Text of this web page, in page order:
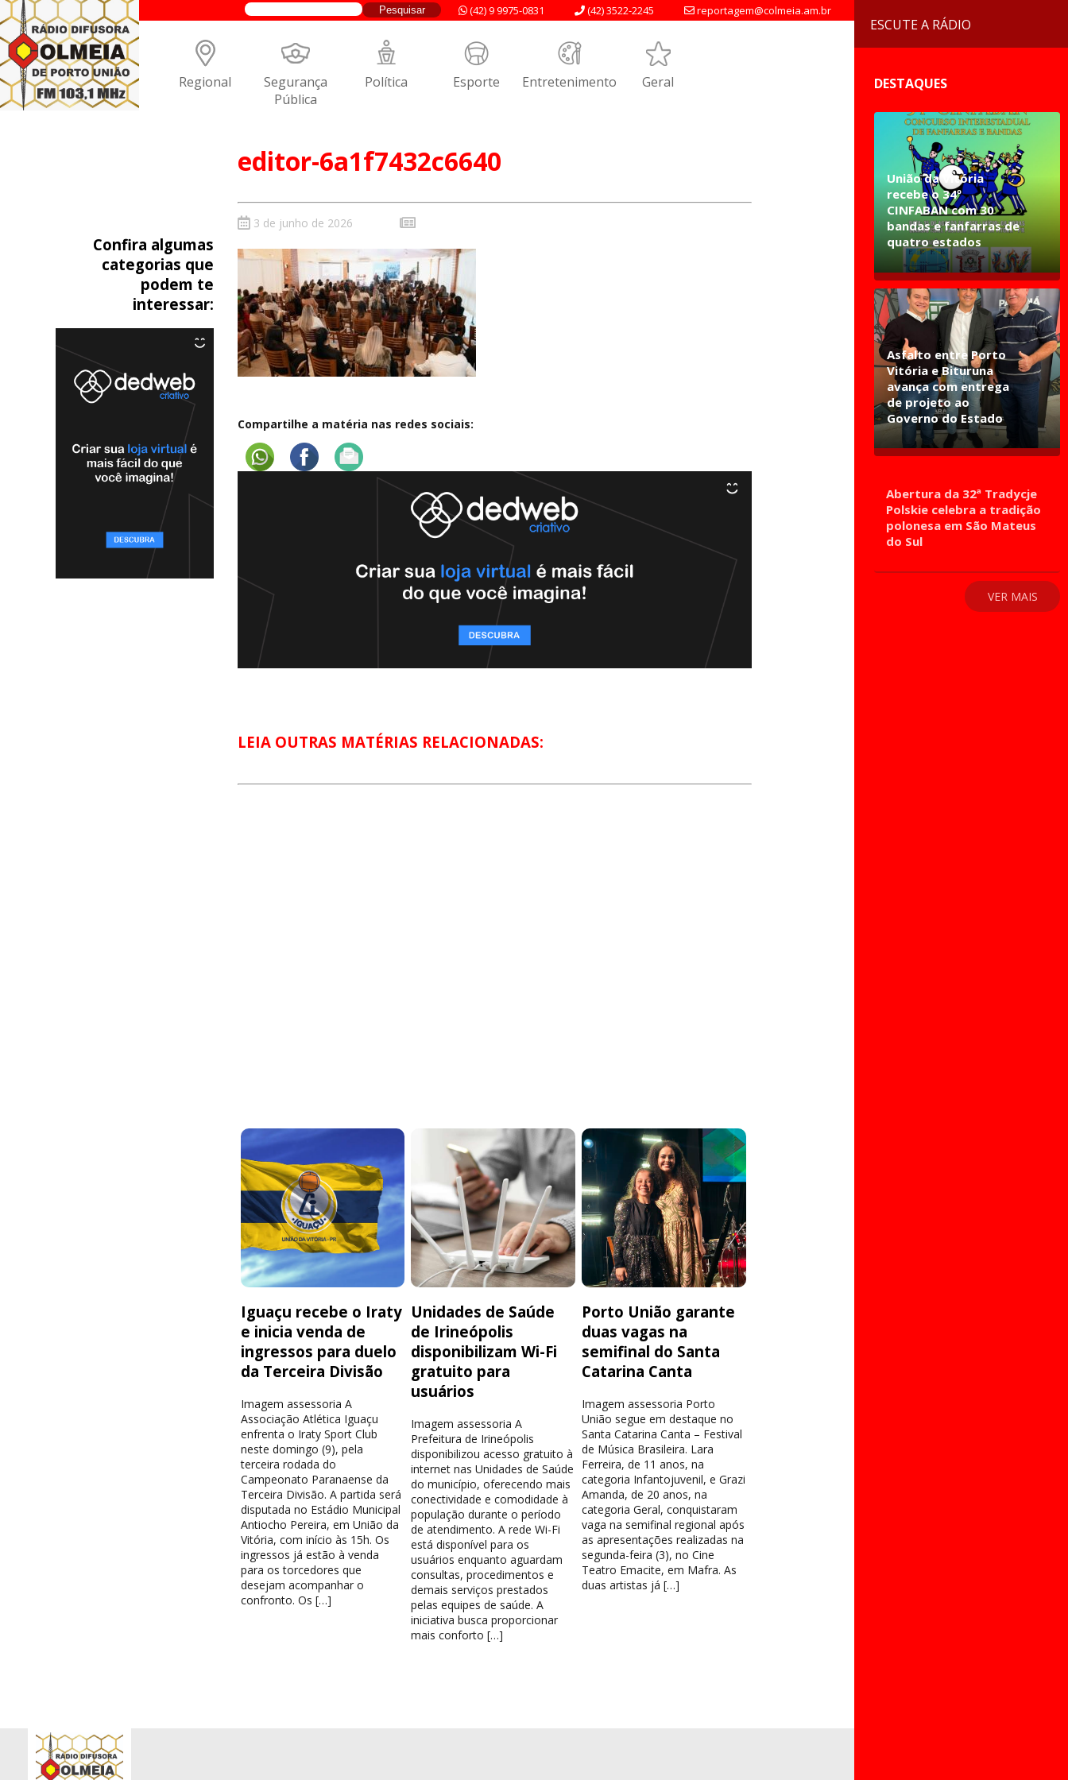
reportagem@colmeia.am.br
(42) 3522-2245
(42) 9 9975-0831
Regional Segurança
Pública
Política Esporte Entretenimento Geral
editor-6a1f7432c6640
Confira algumas
categorias que
podem te
interessar:
3 de junho de 2026
Compartilhe a matéria nas redes sociais:
LEIA OUTRAS MATÉRIAS RELACIONADAS:
Iguaçu recebe o Iraty
e inicia venda de
ingressos para duelo
da Terceira Divisão
Imagem assessoria A
Associação Atlética Iguaçu
enfrenta o Iraty Sport Club
neste domingo (9), pela
terceira rodada do
Campeonato Paranaense da
Terceira Divisão. A partida será
disputada no Estádio Municipal
Antiocho Pereira, em União da
Vitória, com início às 15h. Os
ingressos já estão à venda
para os torcedores que
desejam acompanhar o
confronto. Os […]
Unidades de Saúde
de Irineópolis
disponibilizam Wi-Fi
gratuito para
usuários
Imagem assessoria A
Prefeitura de Irineópolis
disponibilizou acesso gratuito à
internet nas Unidades de Saúde
do município, oferecendo mais
conectividade e comodidade à
população durante o período
de atendimento. A rede Wi-Fi
está disponível para os
usuários enquanto aguardam
consultas, procedimentos e
demais serviços prestados
pelas equipes de saúde. A
iniciativa busca proporcionar
mais conforto […]
Porto União garante
duas vagas na
semifinal do Santa
Catarina Canta
Imagem assessoria Porto
União segue em destaque no
Santa Catarina Canta – Festival
de Música Brasileira. Lara
Ferreira, de 11 anos, na
categoria Infantojuvenil, e Grazi
Amanda, de 20 anos, na
categoria Geral, conquistaram
vaga na semifinal regional após
as apresentações realizadas na
segunda-feira (3), no Cine
Teatro Emacite, em Mafra. As
duas artistas já […]
ESCUTE A RÁDIO
DESTAQUES
União da Vitória
recebe o 34º
CINFABAN com 30
bandas e fanfarras de
quatro estados
Asfalto entre Porto
Vitória e Bituruna
avança com entrega
de projeto ao
Governo do Estado
Abertura da 32ª Tradycje
Polskie celebra a tradição
polonesa em São Mateus
do Sul
VER MAIS